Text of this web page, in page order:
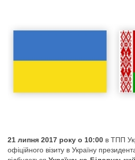
21 липня 2017 року о 10:00 в ТПП
офіційного візиту в Україну